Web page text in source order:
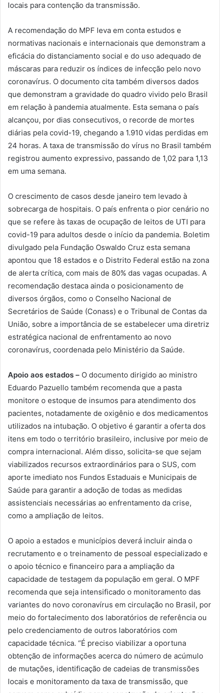
locais para contenção da transmissão.
A recomendação do MPF leva em conta estudos e
normativas nacionais e internacionais que demonstram a
eficácia do distanciamento social e do uso adequado de
máscaras para reduzir os índices de infecção pelo novo
coronavírus. O documento cita também diversos dados
que demonstram a gravidade do quadro vivido pelo Brasil
em relação à pandemia atualmente. Esta semana o país
alcançou, por dias consecutivos, o recorde de mortes
diárias pela covid-19, chegando a 1.910 vidas perdidas em
24 horas. A taxa de transmissão do vírus no Brasil também
registrou aumento expressivo, passando de 1,02 para 1,13
em uma semana.
O crescimento de casos desde janeiro tem levado à
sobrecarga de hospitais. O país enfrenta o pior cenário no
que se refere às taxas de ocupação de leitos de UTI para
covid-19 para adultos desde o início da pandemia. Boletim
divulgado pela Fundação Oswaldo Cruz esta semana
apontou que 18 estados e o Distrito Federal estão na zona
de alerta crítica, com mais de 80% das vagas ocupadas. A
recomendação destaca ainda o posicionamento de
diversos órgãos, como o Conselho Nacional de
Secretários de Saúde (Conass) e o Tribunal de Contas da
União, sobre a importância de se estabelecer uma diretriz
estratégica nacional de enfrentamento ao novo
coronavírus, coordenada pelo Ministério da Saúde.
Apoio aos estados – O documento dirigido ao ministro
Eduardo Pazuello também recomenda que a pasta
monitore o estoque de insumos para atendimento dos
pacientes, notadamente de oxigênio e dos medicamentos
utilizados na intubação. O objetivo é garantir a oferta dos
itens em todo o território brasileiro, inclusive por meio de
compra internacional. Além disso, solicita-se que sejam
viabilizados recursos extraordinários para o SUS, com
aporte imediato nos Fundos Estaduais e Municipais de
Saúde para garantir a adoção de todas as medidas
assistenciais necessárias ao enfrentamento da crise,
como a ampliação de leitos.
O apoio a estados e municípios deverá incluir ainda o
recrutamento e o treinamento de pessoal especializado e
o apoio técnico e financeiro para a ampliação da
capacidade de testagem da população em geral. O MPF
recomenda que seja intensificado o monitoramento das
variantes do novo coronavírus em circulação no Brasil, por
meio do fortalecimento dos laboratórios de referência ou
pelo credenciamento de outros laboratórios com
capacidade técnica. “É preciso viabilizar a oportuna
obtenção de informações acerca do número de acúmulo
de mutações, identificação de cadeias de transmissões
locais e monitoramento da taxa de transmissão, que